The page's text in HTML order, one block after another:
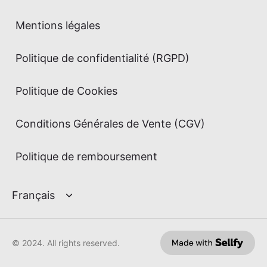
Mentions légales
Politique de confidentialité (RGPD)
Politique de Cookies
Conditions Générales de Vente (CGV)
Politique de remboursement
© 2024. All rights reserved.